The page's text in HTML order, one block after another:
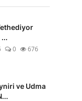
0 676
ve Udma